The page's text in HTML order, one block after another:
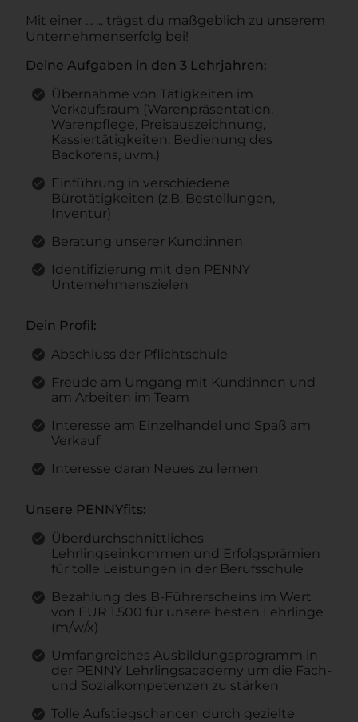
Mit einer ... ... trägst du maßgeblich zu unserem
Unternehmenserfolg bei!
Deine Aufgaben in den 3 Lehrjahren:
Übernahme von Tätigkeiten im
Verkaufsraum (Warenpräsentation,
Warenpflege, Preisauszeichnung,
Kassiertätigkeiten, Bedienung des
Backofens, uvm.)
Einführung in verschiedene
Bürotätigkeiten (z.B. Bestellungen,
Inventur)
Beratung unserer Kund:innen
Identifizierung mit den PENNY
Unternehmenszielen
Dein Profil:
Abschluss der Pflichtschule
Freude am Umgang mit Kund:innen und
am Arbeiten im Team
Interesse am Einzelhandel und Spaß am
Verkauf
Interesse daran Neues zu lernen
Unsere PENNYfits:
Überdurchschnittliches
Lehrlingseinkommen und Erfolgsprämien
für tolle Leistungen in der Berufsschule
Bezahlung des B-Führerscheins im Wert
von EUR 1.500 für unsere besten Lehrlinge
(m/w/x)
Umfangreiches Ausbildungsprogramm in
der PENNY Lehrlingsacademy um die Fach-
und Sozialkompetenzen zu stärken
Tolle Aufstiegschancen durch gezielte